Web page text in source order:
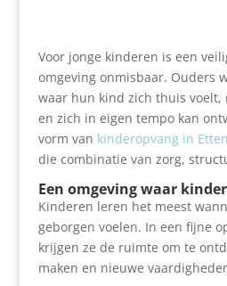
Voor jonge kinderen is een
omgeving onmisbaar. Ouders
waar hun kind zich thuis
en zich in eigen tempo kan
vorm van kinderopvang in
die combinatie van zorg,
Een omgeving waar
Kinderen leren het meest
geborgen voelen. In een fijne
krijgen ze de ruimte om te
maken en nieuwe